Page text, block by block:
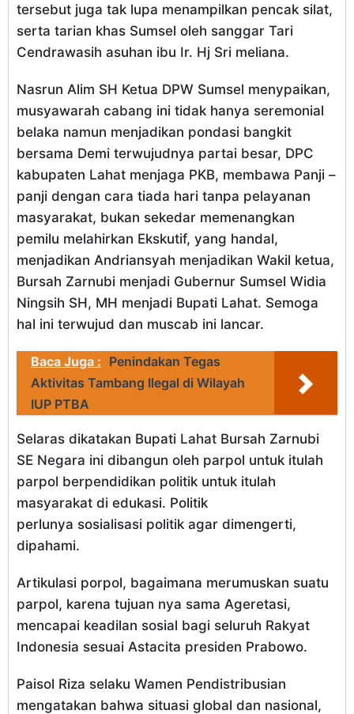
tersebut juga tak lupa menampilkan pencak silat,
serta tarian khas Sumsel oleh sanggar Tari
Cendrawasih asuhan ibu Ir. Hj Sri meliana.
Nasrun Alim SH Ketua DPW Sumsel menypaikan,
musyawarah cabang ini tidak hanya seremonial
belaka namun menjadikan pondasi bangkit
bersama Demi terwujudnya partai besar, DPC
kabupaten Lahat menjaga PKB, membawa Panji –
panji dengan cara tiada hari tanpa pelayanan
masyarakat, bukan sekedar memenangkan
pemilu melahirkan Ekskutif, yang handal,
menjadikan Andriansyah menjadikan Wakil ketua,
Bursah Zarnubi menjadi Gubernur Sumsel Widia
Ningsih SH, MH menjadi Bupati Lahat. Semoga
hal ini terwujud dan muscab ini lancar.
Baca Juga : Penindakan Tegas
Aktivitas Tambang Ilegal di Wilayah
IUP PTBA
Selaras dikatakan Bupati Lahat Bursah Zarnubi
SE Negara ini dibangun oleh parpol untuk itulah
parpol berpendidikan politik untuk itulah
masyarakat di edukasi. Politik
perlunya sosialisasi politik agar dimengerti,
dipahami.
Artikulasi porpol, bagaimana merumuskan suatu
parpol, karena tujuan nya sama Ageretasi,
mencapai keadilan sosial bagi seluruh Rakyat
Indonesia sesuai Astacita presiden Prabowo.
Paisol Riza selaku Wamen Pendistribusian
mengatakan bahwa situasi global dan nasional,